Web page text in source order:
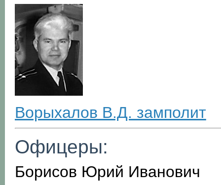
Ворыхалов В.Д. замполит
Офицеры:
Борисов Юрий Иванович